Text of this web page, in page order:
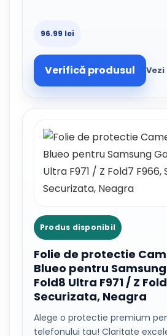
96.99 lei
Verifică produsul
Produs disponibil
Folie de protectie
Blueo pentru
Fold8 Ultra F971 / Z
Securizata, Neagra
Alege o protectie premium
telefonului tau! Claritate